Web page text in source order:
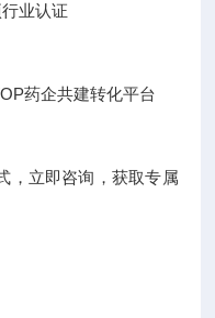
业认证
药企共建转化平台
，立即咨询，获取专属